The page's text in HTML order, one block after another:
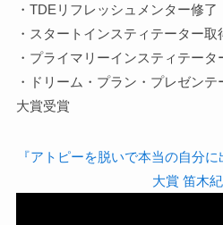
・TDEリフレッシュメンター修了
・スタートインスティテーター取
・プライマリーインスティテータ
・ドリーム・プラン・プレゼン
大賞受賞
『アトピーを脱いで本当の自分
大賞 笛木紀